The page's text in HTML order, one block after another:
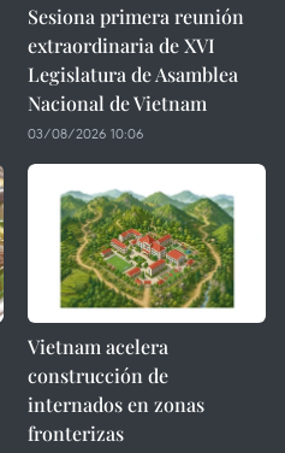
Sesiona primera reunión
extraordinaria de XVI
Legislatura de Asamblea
Nacional de Vietnam
03/08/2026 10:06
Vietnam acelera
construcción de
internados en zonas
fronterizas